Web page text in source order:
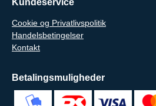
Kundeservice
Cookie og Privatlivspolitik
Handelsbetingelser
Kontakt
Betalingsmuligheder